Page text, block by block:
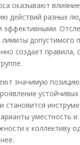
оказывают
действий разных
допустимого
создает
значимую
становится
уместность
к коллективу